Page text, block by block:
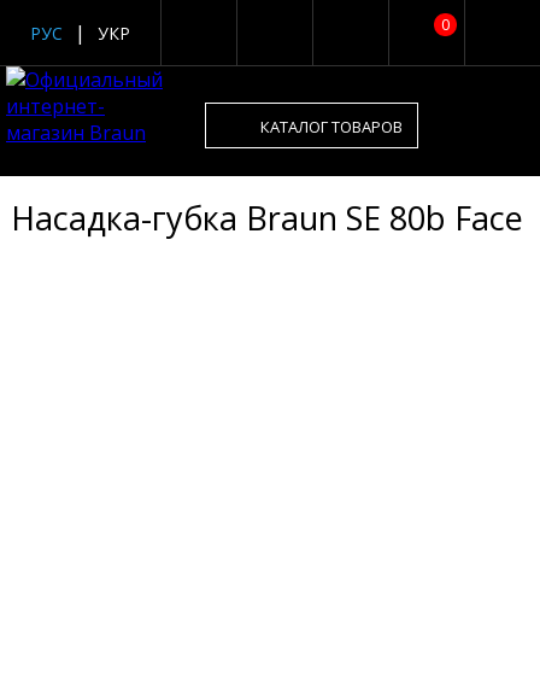
0
РУС УКР
КАТАЛОГ ТОВАРОВ
Насадка-губка Braun SE 80b Face